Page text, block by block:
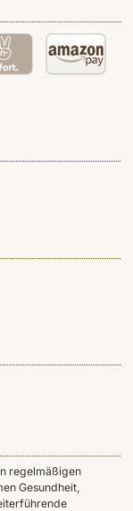
regelmäßigen
Gesundheit,